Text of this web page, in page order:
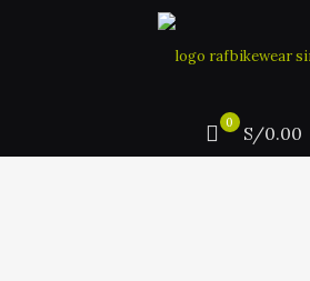
0 S/0.00